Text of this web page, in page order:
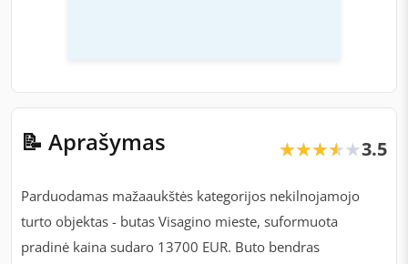
📝 Aprašymas ★★★★★
★★★★★3.5
Parduodamas mažaaukštės kategorijos nekilnojamojo
turto objektas - butas Visagino mieste, suformuota
pradinė kaina sudaro 13700 EUR. Buto bendras